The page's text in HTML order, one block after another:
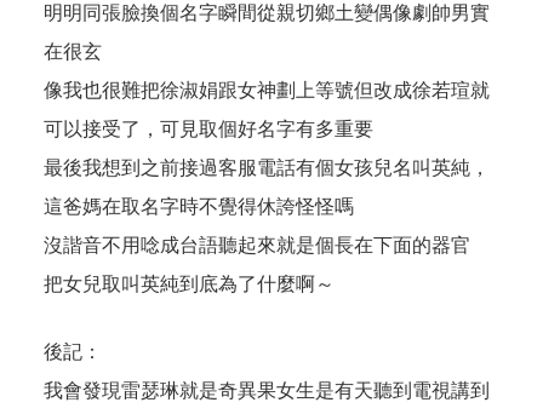
明明同張臉換個名字瞬間從親切鄉土變偶像劇帥男實
在很玄
像我也很難把徐淑娟跟女神劃上等號但改成徐若瑄就
可以接受了，可見取個好名字有多重要
最後我想到之前接過客服電話有個女孩兒名叫英純，
這爸媽在取名字時不覺得休誇怪怪嗎
沒諧音不用唸成台語聽起來就是個長在下面的器官
把女兒取叫英純到底為了什麼啊～
後記：
我會發現雷瑟琳就是奇異果女生是有天聽到電視講到